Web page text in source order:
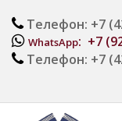
Телефон: +7
WhatsApp: +7
Телефон: +7